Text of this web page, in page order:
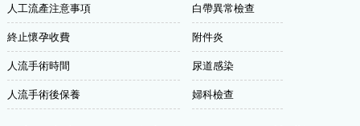
人工流產注意事項
終止懷孕收費
人流手術時間
人流手術後保養
白帶異常檢查
附件炎
尿道感染
婦科檢查